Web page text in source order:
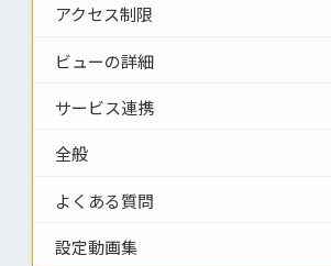
アクセス制限
ビューの詳細
サービス連携
全般
よくある質問
設定動画集